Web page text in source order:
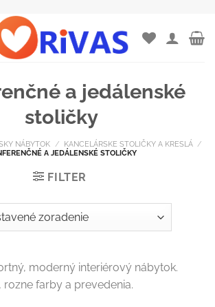
a jedálenské
stoličky
NÁBYTOK / KANCELÁRSKE STOLIČKY A KRESLÁ /
A JEDÁLENSKÉ STOLIČKY
FILTER
moderný interiérový nábytok.
rozne farby a prevedenia.